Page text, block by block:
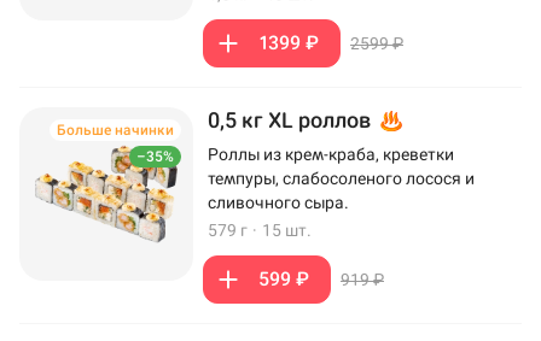
1399 ₽ 2599 ₽
–35%
Больше начинки 0,5 кг XL роллов
Роллы из крем-краба, креветки
темпуры, слабосоленого лосося и
сливочного сыра.
579 г · 15 шт.
599 ₽ 919 ₽